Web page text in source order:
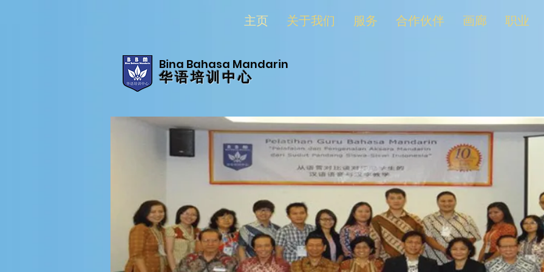
Bina Bahasa Mandarin
华 语 培 训 中 心
主页 关于我们 服务 合作伙伴 画廊 职业